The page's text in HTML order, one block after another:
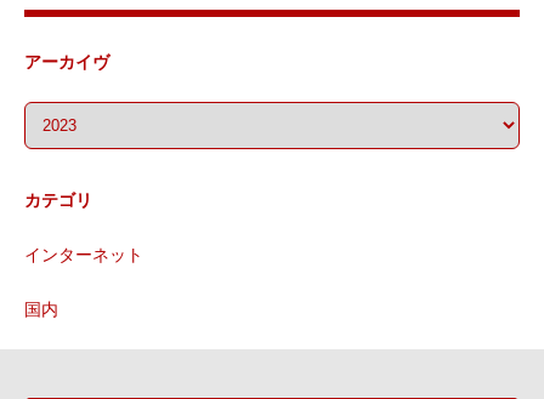
アーカイヴ
カテゴリ
インターネット
国内